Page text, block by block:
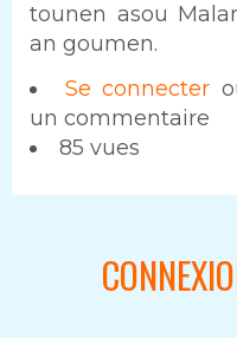
tounen asou
an goumen.
Se connecter
un commentaire
85 vues